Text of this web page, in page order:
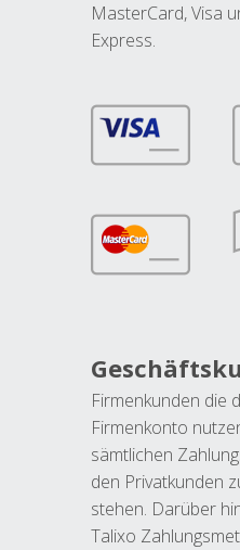
MasterCard, Visa
Express.
Firmenkunden die
Firmenkonto
sämtlichen
den Privatkunden
stehen. Darüber
Talixo